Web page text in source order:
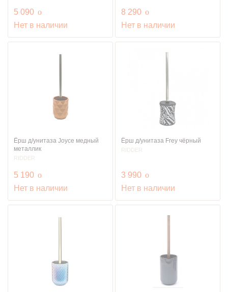
5 090 руб.
o
Нет в наличии
8 290 руб.
o
Нет в наличии
Ёрш д/унитаза Joyce медный
металлик
RIDDER
5 190 руб.
o
Нет в наличии
Ёрш д/унитаза Frey чёрный
RIDDER
3 990 руб.
o
Нет в наличии